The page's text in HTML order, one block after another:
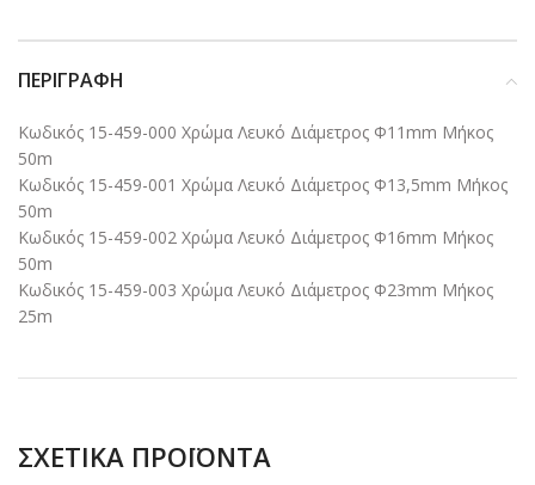
ΠΕΡΙΓΡΑΦΉ
Κωδικός 15-459-000 Χρώμα Λευκό Διάμετρος Φ11mm Μήκος
50m
Κωδικός 15-459-001 Χρώμα Λευκό Διάμετρος Φ13,5mm Μήκος
50m
Κωδικός 15-459-002 Χρώμα Λευκό Διάμετρος Φ16mm Μήκος
50m
Κωδικός 15-459-003 Χρώμα Λευκό Διάμετρος Φ23mm Μήκος
25m
ΣΧΕΤΙΚΆ ΠΡΟΪΌΝΤΑ